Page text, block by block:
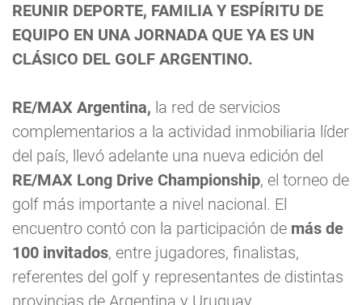
REUNIR DEPORTE, FAMILIA Y ESPÍRITU DE
EQUIPO EN UNA JORNADA QUE YA ES UN
CLÁSICO DEL GOLF ARGENTINO.
RE/MAX Argentina, la red de servicios
complementarios a la actividad inmobiliaria líder
del país, llevó adelante una nueva edición del
RE/MAX Long Drive Championship, el torneo de
golf más importante a nivel nacional. El
encuentro contó con la participación de más de
100 invitados, entre jugadores, finalistas,
referentes del golf y representantes de distintas